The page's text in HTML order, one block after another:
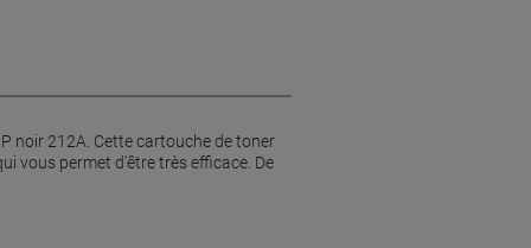
noir 212A. Cette cartouche de toner
vous permet d'être très efficace. De